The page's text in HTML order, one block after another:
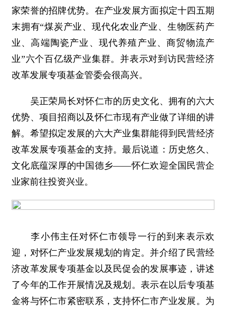
家荣誉的招牌优势。在产业发展方面拟定十四五期
末拥有“煤炭产业、现代化农业产业、生物医药产
业、高端陶瓷产业、现代养殖产业、商贸物流产
业”六个百亿级产业集群。并表示对到访民营经济
改革发展专项基金管委会很高兴。
吴正荣局长对怀仁市的历史文化、拥有的六大
优势、项目招商以及怀仁市现有产业做了详细的讲
解。希望拟定发展的六大产业集群能得到民营经济
改革发展专项基金的支持。最后说道：历史悠久、
文化底蕴深厚的中国德乡——怀仁欢迎全国民营企
业家前往投资兴业。
李小伟主任对怀仁市领导一行的到来表示欢
迎，对怀仁产业发展规划的肯定。并介绍了民营经
济改革发展专项基金以及民促会的发展事迹，讲述
了今年的工作开展情况及规划。表示在以后专项基
金将与怀仁市紧密联系，支持怀仁市产业发展。为